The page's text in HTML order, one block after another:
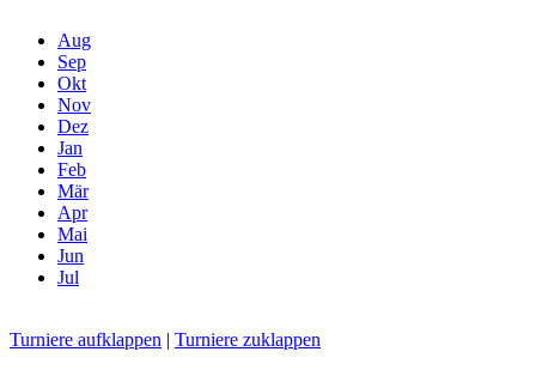
Aug
Sep
Okt
Nov
Dez
Jan
Feb
Mär
Apr
Mai
Jun
Jul
Turniere aufklappen | Turniere zuklappen